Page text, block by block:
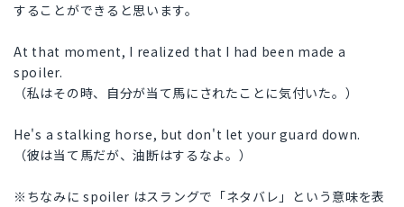
することができると思います。
At that moment, I realized that I had been made a
spoiler.
（私はその時、自分が当て馬にされたことに気付いた。）
He's a stalking horse, but don't let your guard down.
（彼は当て馬だが、油断はするなよ。）
※ちなみに spoiler はスラングで「ネタバレ」という意味を表